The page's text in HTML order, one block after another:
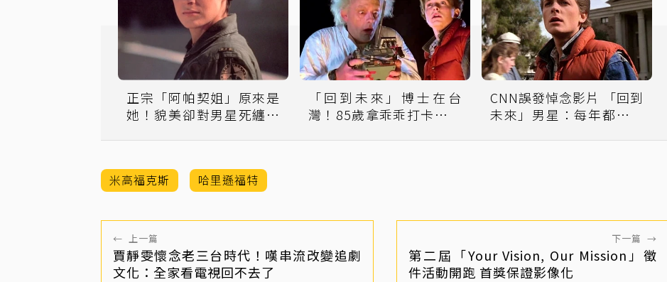
正宗「阿帕契姐」原來是
她！貌美卻對男星死纏爛
「回到未來」博士在台
灣！85歲拿乖乖打卡「很
CNN誤發悼念影片 「回到
未來」男星：每年都來一
米高福克斯 哈里遜福特
← 上一篇
賈靜雯懷念老三台時代！嘆串流改變追劇
文化：全家看電視回不去了
下一篇 →
第二屆「Your Vision, Our Mission」徵
件活動開跑 首獎保證影像化